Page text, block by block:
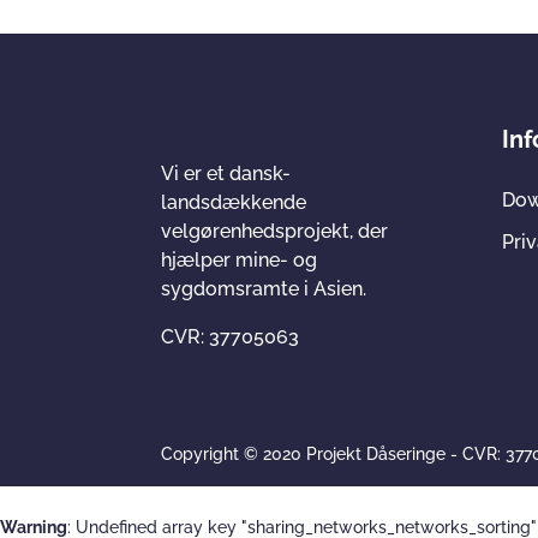
Vi er et dansk-
landsdækkende
velgørenhedsprojekt, der
hjælper mine- og
sygdomsramte i Asien.
CVR: 37705063
Copyright © 2020 Projekt Dåseringe - CVR:
Warning: Undefined array key